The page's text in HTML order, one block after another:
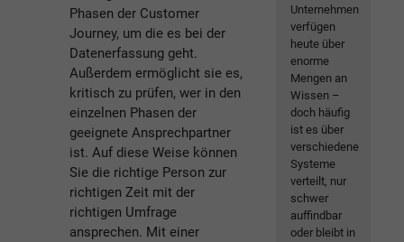
Phasen der Customer
Journey, um die es bei der
Datenerfassung geht.
Außerdem ermöglicht sie es,
kritisch zu prüfen, wer in den
einzelnen Phasen der
geeignete Ansprechpartner
ist. Auf diese Weise können
Sie die richtige Person zur
richtigen Zeit mit der
richtigen Umfrage
ansprechen. Mit einer
Unternehmen
verfügen
heute über
enorme
Mengen an
Wissen –
doch häufig
ist es über
verschiedene
Systeme
verteilt, nur
schwer
auffindbar
oder bleibt in